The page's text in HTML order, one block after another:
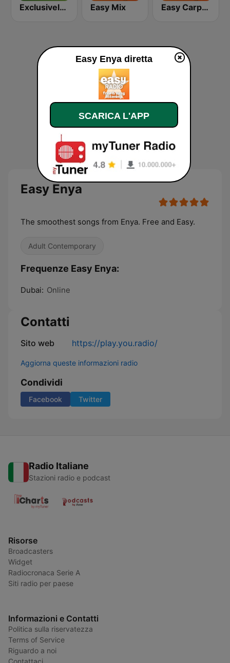
Exclusively U2 Easy Mix Easy Carpenters
Easy Enya
The smoothest songs from Enya. Free and Easy.
Adult Contemporary
Frequenze Easy Enya:
Dubai: Online
Contatti
Sito web https://play.you.radio/
Aggiorna queste informazioni radio
Condividi
Facebook Twitter
Radio Italiane
Stazioni radio e podcast
Risorse
Broadcasters
Widget
Radiocronaca Serie A
Siti radio per paese
Informazioni e Contatti
Politica sulla riservatezza
Terms of Service
Riguardo a noi
Contattaci
Easy Enya diretta
SCARICA L'APP